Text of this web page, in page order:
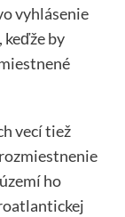
vyhlásenie
by
vecí tiež
ho